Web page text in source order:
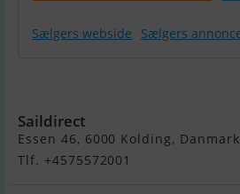
Sælgers webside Sælgers
Saildirect
Essen 46, 6000 Kolding, Danmark
Tlf. +4575572001